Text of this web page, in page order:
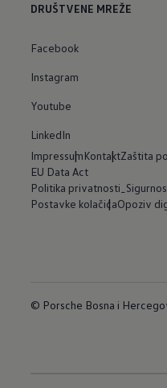
DRUŠTVENE MREŽE
Facebook
Instagram
Youtube
LinkedIn
ImpressumKontaktZaštita
EU Data Act
Politika
Postavke kolačićaOpoziv
© Porsche Bosna i